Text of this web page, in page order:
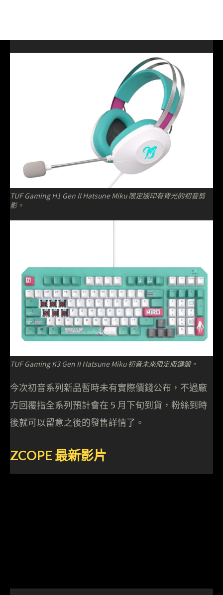
TUF Gaming H1 Gen II Hatsune Miku 限定版印有背光的初音剪
影。
TUF Gaming K3 Gen II Hatsune Miku 初音未來限定版鍵盤。
今次初音系列新品暫時未有實際價錢公布，不過廠
方回覆指全系列預計會在 5 月下旬到貨，粉絲到時
後就可以留意之後的發售詳情了。
ZCOPE 最新影片